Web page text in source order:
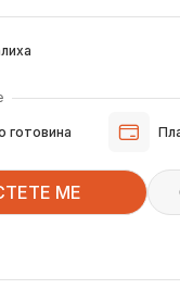
готовина
МЕ